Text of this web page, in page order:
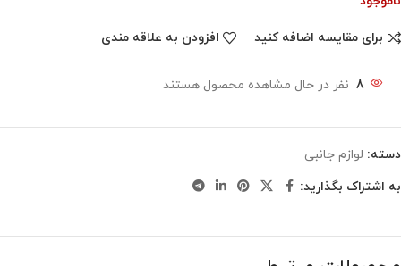
برای مقایسه اضافه کنید افزودن به علاقه مندی
8 نفر در حال مشاهده محصول هستند
دسته: لوازم جانبی
به اشتراک بگذارید: